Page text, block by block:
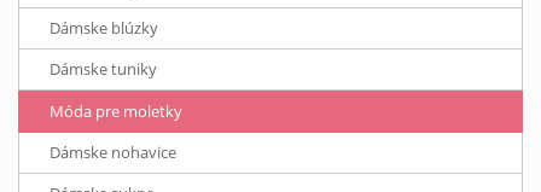
Dámske blúzky
Dámske tuniky
Móda pre moletky
Dámske nohavice